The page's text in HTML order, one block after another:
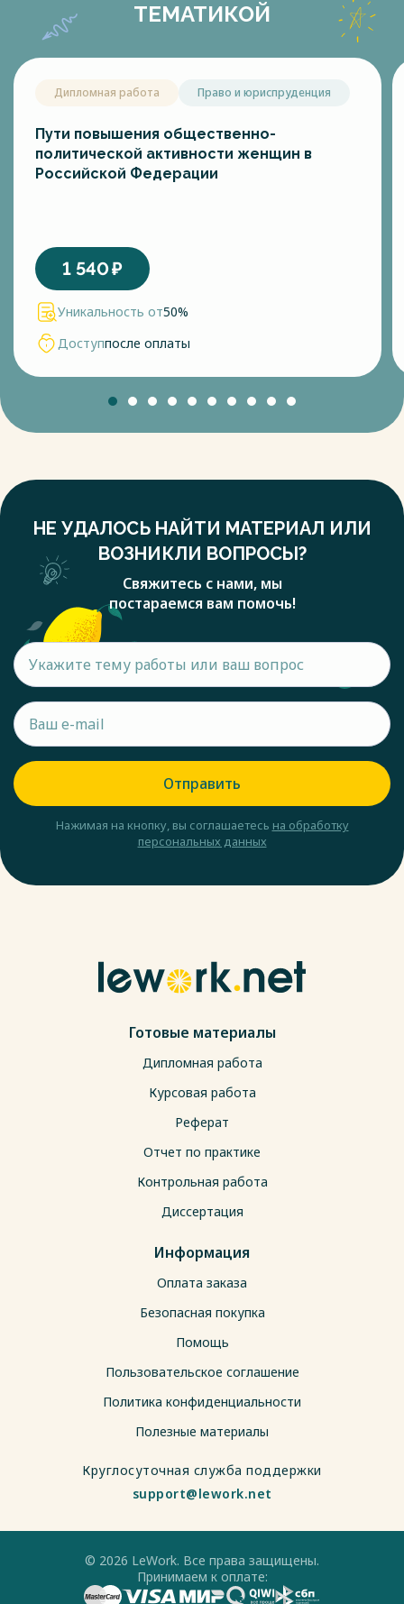
ТЕМАТИКОЙ
Дипломная работа Право и юриспруденция
Пути повышения общественно-
политической активности женщин в
Российской Федерации
1 540₽
Уникальность от50%
Доступпосле оплаты
НЕ УДАЛОСЬ НАЙТИ МАТЕРИАЛ ИЛИ
ВОЗНИКЛИ ВОПРОСЫ?
Свяжитесь с нами, мы
постараемся вам помочь!
Отправить
Нажимая на кнопку, вы соглашаетесь на обработку
персональных данных
Готовые материалы
Дипломная работа
Курсовая работа
Реферат
Отчет по практике
Контрольная работа
Диссертация
Информация
Оплата заказа
Безопасная покупка
Помощь
Пользовательское соглашение
Политика конфиденциальности
Полезные материалы
Круглосуточная служба поддержки
support@lework.net
© 2026 LeWork. Все права защищены.
Принимаем к оплате: